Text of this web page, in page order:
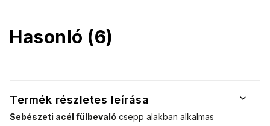
Termék részletes leírása
Sebészeti acél fülbevaló csepp alakban alkalmas
Hasonló (6)